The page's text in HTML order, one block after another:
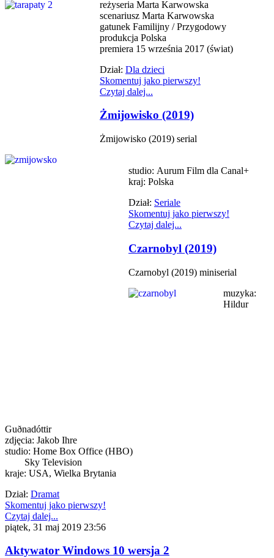
reżyseria Marta Karwowska
scenariusz Marta Karwowska
gatunek Familijny / Przygodowy
produkcja Polska
premiera 15 września 2017 (świat)
Dział: Dla dzieci
Skomentuj jako pierwszy!
Czytaj dalej...
Żmijowisko (2019)
Żmijowisko (2019) serial
studio: Aurum Film dla Canal+
kraj: Polska
Dział: Seriale
Skomentuj jako pierwszy!
Czytaj dalej...
Czarnobyl (2019)
Czarnobyl (2019) miniserial
muzyka:
Hildur
Guðnadóttir
zdjęcia: Jakob Ihre
studio: Home Box Office (HBO)
Sky Television
kraje: USA, Wielka Brytania
Dział: Dramat
Skomentuj jako pierwszy!
Czytaj dalej...
piątek, 31 maj 2019 23:56
Aktywator Windows 10 wersja 2